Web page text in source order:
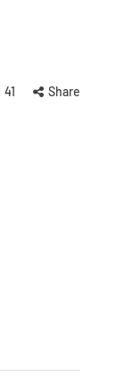
41 Share